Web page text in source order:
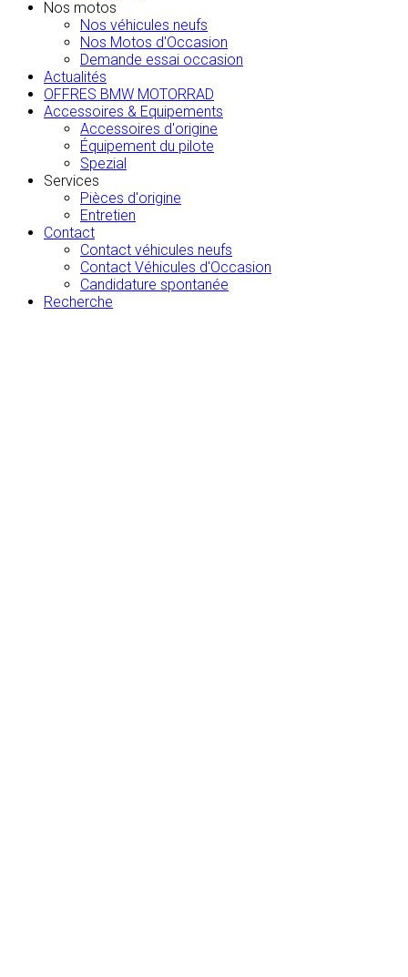
Nos motos
Nos véhicules neufs
Nos Motos d'Occasion
Demande essai occasion
Actualités
OFFRES BMW MOTORRAD
Accessoires & Equipements
Accessoires d'origine
Équipement du pilote
Spezial
Services
Pièces d'origine
Entretien
Contact
Contact véhicules neufs
Contact Véhicules d'Occasion
Candidature spontanée
Recherche